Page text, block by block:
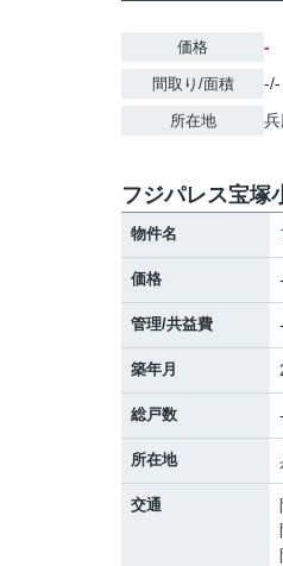
価格 -
間取り/面積 -/-
所在地
フジパレス宝
物件名
価格 -
管理/共益費 -
築年月
総戸数 -
所在地
交通